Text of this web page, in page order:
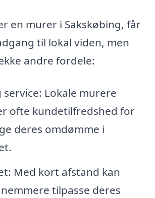
en murer i Sakskøbing, får
til lokal viden, men
andre fordele:
service: Lokale murere
ofte kundetilfredshed for
deres omdømme i
Med kort afstand kan
tilpasse deres